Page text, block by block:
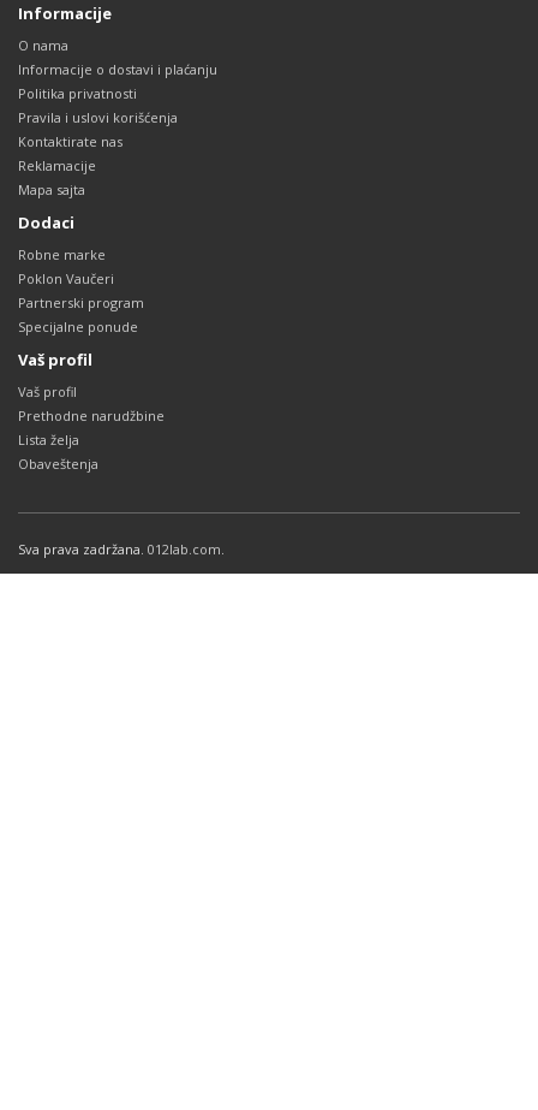
Informacije
O nama
Informacije o dostavi i plaćanju
Politika privatnosti
Pravila i uslovi korišćenja
Kontaktirate nas
Reklamacije
Mapa sajta
Dodaci
Robne marke
Poklon Vaučeri
Partnerski program
Specijalne ponude
Vaš profil
Vaš profil
Prethodne narudžbine
Lista želja
Obaveštenja
Sva prava zadržana. 012lab.com.